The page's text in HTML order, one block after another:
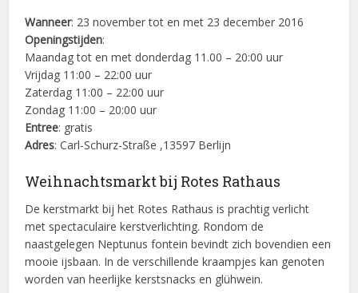
Wanneer: 23 november tot en met 23 december 2016
Openingstijden:
Maandag tot en met donderdag 11.00 – 20:00 uur
Vrijdag 11:00 – 22:00 uur
Zaterdag 11:00 – 22:00 uur
Zondag 11:00 – 20:00 uur
Entree: gratis
Adres: Carl-Schurz-Straße ,13597 Berlijn
Weihnachtsmarkt bij Rotes Rathaus
De kerstmarkt bij het Rotes Rathaus is prachtig verlicht
met spectaculaire kerstverlichting. Rondom de
naastgelegen Neptunus fontein bevindt zich bovendien een
mooie ijsbaan. In de verschillende kraampjes kan genoten
worden van heerlijke kerstsnacks en glühwein.